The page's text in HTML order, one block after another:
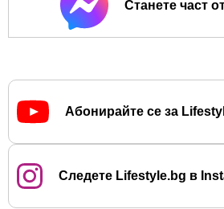
Станете част
Абонирайте се за
Следете Lifestyle.bg в